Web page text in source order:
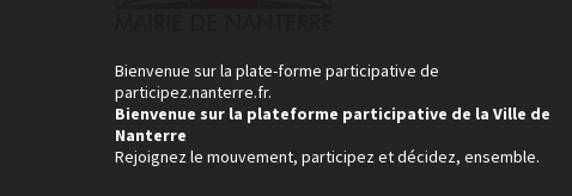
Bienvenue sur la plate-forme participative de
participez.nanterre.fr.
Bienvenue sur la plateforme participative de la Ville de
Nanterre
Rejoignez le mouvement, participez et décidez, ensemble.